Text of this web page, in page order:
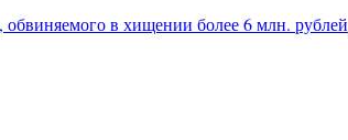
в хищении более 6 млн. рублей